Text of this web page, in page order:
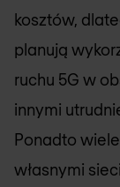
kosztów,
planują
ruchu 5G w
innymi
Ponadto
własnymi